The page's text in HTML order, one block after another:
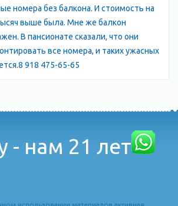
выпадают довольно таки равномерно:
"сухим месяцем" в году является
на территории современного
входила в состав Римской и
завладел киевский князь Владимир
принял здесь православие вместе со
золотой орды уничтожили город,
контролировалась княжеством
- следы истории Севастополь,
номера без балкона. И стоимость на
выше была. Мне же балкон
В пансионате сказали, что они
все номера, и таких ужасных
918 475-65-65
- нам 21 лет